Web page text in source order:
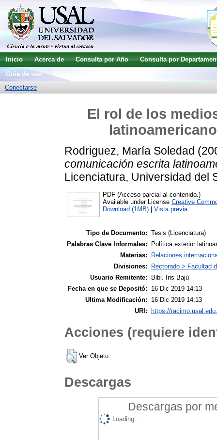
Inicio Acerca de Consulta por Año
Consulta por
Guía de uso
Conectarse
El rol de los
Rodriguez, María Soledad
comunicación escrita
Licenciatura, Universidad del
PDF (Acceso parcial al contenido.)
Available under License Creative
Download (1MB)
Vista previa
Tipo de Documento: Tesis (Licenciatura)
Palabras Clave Informales:
Política exterior
Materias:
Relaciones
Divisiones:
Rectorado > Facultad
Usuario Remitente:
Bibl. Iris Bajú
Fecha en que se Depositó:
16 Dic 2019 14:13
Ultima Modificación:
16 Dic 2019 14:13
URI:
https://
Acciones (requiere
Ver Objeto
Descargas
Descargas por
Loading...